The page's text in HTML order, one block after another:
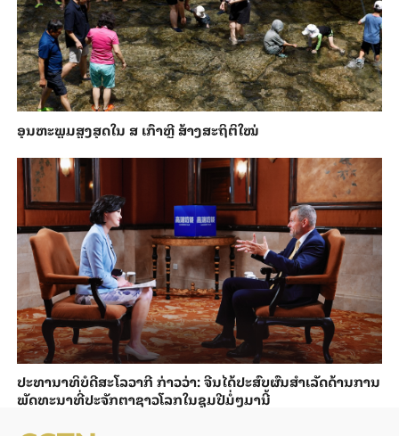
ອຸນ​ຫະ​ພູມ​ສູງ​ສຸດ​​ໃນ ສ ເກົາຫຼີ ສ້າງ​ສະ​ຖິ​ຕິ​ໃໝ່
ປະ​ທາ​ນາ​ທິ​ບໍ​ດີ​ສະ​ໂລ​ວາ​ກີ ກ່າວ​ວ່າ: ຈີນ​ໄດ້​ປະ​ສົບ​ຜົ​ນ​ສຳ​ເລັດ​ດ້ານ​ການ​
ພັດ​ທະ​ນາ​ທີ່​ປະ​ຈັກ​ຕາ​ຊາວ​ໂລກ​ໃນ​ຊຸມ​ປີ​ມໍ່ໆ​ມາ​ນີ້